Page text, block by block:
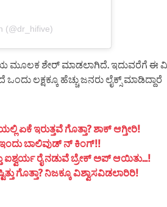
(@dr_hifive)
ಮೂಲಕ ಶೇರ್ ಮಾಡಲಾಗಿದೆ. ಇದುವರೆಗೆ ಈ
ಒಂದು ಲಕ್ಷಕ್ಕೂ ಹೆಚ್ಚು ಜನರು ಲೈಕ್ಸ್ ಮಾಡಿದ್ದಾರೆ
ಇರುತ್ತವೆ ಗೊತ್ತಾ? ಶಾಕ್ ಆಗ್ತೀರಿ!
ಇಂದು ಬಾಲಿವುಡ್ ನ್ ಕಿಂಗ್!!
ರೈ ನಡುವೆ ಬ್ರೇಕ್ ಅಪ್ ಆಯಿತು…!
ಗೊತ್ತಾ? ನಿಜಕ್ಕೂ ವಿಶ್ವಾಸವಿಡಲಾರಿರಿ!